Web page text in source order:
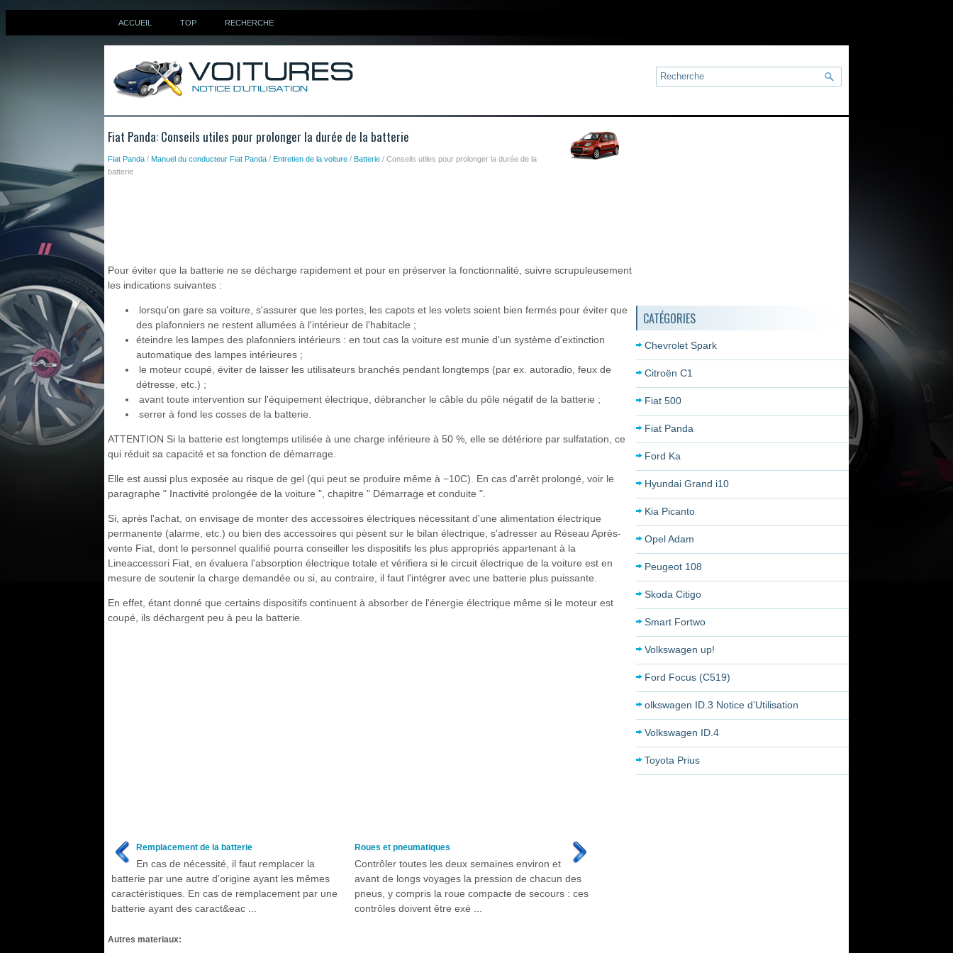
ACCUEIL TOP RECHERCHE
Fiat Panda: Conseils utiles pour prolonger la durée de la batterie
Fiat Panda / Manuel du conducteur Fiat Panda / Entretien de la voiture / Batterie / Conseils utiles pour prolonger la durée de la
batterie
Pour éviter que la batterie ne se décharge rapidement et pour en préserver la fonctionnalité, suivre scrupuleusement
les indications suivantes :
lorsqu'on gare sa voiture, s'assurer que les portes, les capots et les volets soient bien fermés pour éviter que
des plafonniers ne restent allumées à l'intérieur de l'habitacle ;
éteindre les lampes des plafonniers intérieurs : en tout cas la voiture est munie d'un système d'extinction
automatique des lampes intérieures ;
le moteur coupé, éviter de laisser les utilisateurs branchés pendant longtemps (par ex. autoradio, feux de
détresse, etc.) ;
avant toute intervention sur l'équipement électrique, débrancher le câble du pôle négatif de la batterie ;
serrer à fond les cosses de la batterie.
ATTENTION Si la batterie est longtemps utilisée à une charge inférieure à 50 %, elle se détériore par sulfatation, ce
qui réduit sa capacité et sa fonction de démarrage.
Elle est aussi plus exposée au risque de gel (qui peut se produire même à −10C). En cas d'arrêt prolongé, voir le
paragraphe " Inactivité prolongée de la voiture ", chapitre " Démarrage et conduite ".
Si, après l'achat, on envisage de monter des accessoires électriques nécessitant d'une alimentation électrique
permanente (alarme, etc.) ou bien des accessoires qui pèsent sur le bilan électrique, s'adresser au Réseau Après-
vente Fiat, dont le personnel qualifié pourra conseiller les dispositifs les plus appropriés appartenant à la
Lineaccessori Fiat, en évaluera l'absorption électrique totale et vérifiera si le circuit électrique de la voiture est en
mesure de soutenir la charge demandée ou si, au contraire, il faut l'intégrer avec une batterie plus puissante.
En effet, étant donné que certains dispositifs continuent à absorber de l'énergie électrique même si le moteur est
coupé, ils déchargent peu à peu la batterie.
Remplacement de la batterie
En cas de nécessité, il faut remplacer la
batterie par une autre d'origine ayant les mêmes
caractéristiques. En cas de remplacement par une
batterie ayant des caract&eac ...
Roues et pneumatiques
Contrôler toutes les deux semaines environ et
avant de longs voyages la pression de chacun des
pneus, y compris la roue compacte de secours : ces
contrôles doivent être exé ...
Autres materiaux:
CATÉGORIES
Chevrolet Spark
Citroën C1
Fiat 500
Fiat Panda
Ford Ka
Hyundai Grand i10
Kia Picanto
Opel Adam
Peugeot 108
Skoda Citigo
Smart Fortwo
Volkswagen up!
Ford Focus (C519)
olkswagen ID.3 Notice d’Utilisation
Volkswagen ID.4
Toyota Prius